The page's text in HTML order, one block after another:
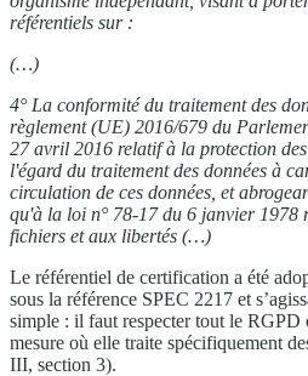
référentiels sur :
(…)
4° La conformité du traitement des
règlement (UE) 2016/679 du
27 avril 2016 relatif à la protection
l'égard du traitement des données à
circulation de ces données, et
qu'à la loi n° 78-17 du 6 janvier 1978
fichiers et aux libertés (…)
Le référentiel de certification a été
sous la référence SPEC 2217 et
simple : il faut respecter tout le RGPD
mesure où elle traite spécifiquement
III, section 3).